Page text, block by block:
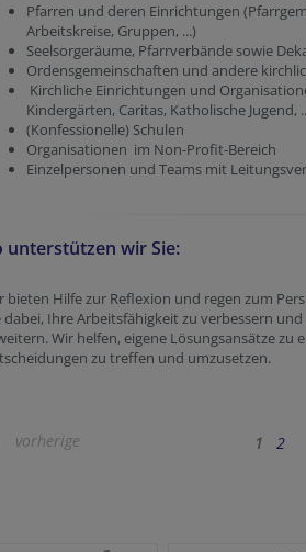
Pfarren und deren Einrichtungen
Arbeitskreise, Gruppen, ...)
Seelsorgeräume, Pfarrverbände sowie
Ordensgemeinschaften und andere
Kirchliche Einrichtungen und
Kindergärten, Caritas, Katholische Jugend,
(Konfessionelle) Schulen
Organisationen im Non-Profit-Bereich
Einzelpersonen und Teams mit
unterstützen wir Sie:
bieten Hilfe zur Reflexion und regen zum
dabei, Ihre Arbeitsfähigkeit zu verbessern
Wir helfen, eigene Lösungsansätze
zu treffen und umzusetzen.
vorherige 1 2